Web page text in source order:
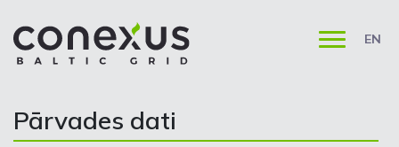
EN
Pārvades dati